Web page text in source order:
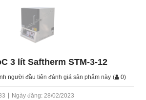
3 lít Saftherm STM-3-12
người đầu tiên đánh giá sản phẩm này ( 0)
Ngày đăng: 28/02/2023